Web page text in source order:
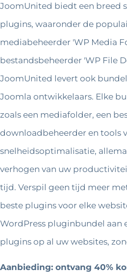
JoomUnited biedt een breed
plugins, waaronder de
mediabeheerder 'WP Media
bestandsbeheerder 'WP File
JoomUnited levert ook
Joomla ontwikkelaars. Elke
zoals een mediafolder, een
downloadbeheerder en tools
snelheidsoptimalisatie,
verhogen van uw
tijd. Verspil geen tijd meer
beste plugins voor elke
WordPress pluginbundel aan
plugins op al uw websites,
Aanbieding: ontvang 40%